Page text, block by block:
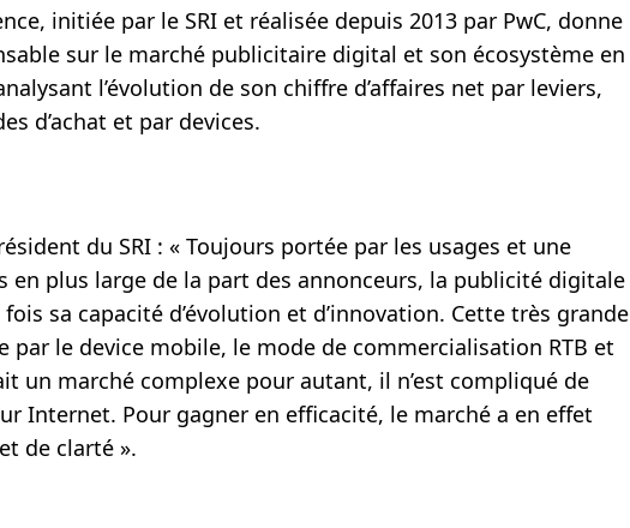
initiée par le SRI et réalisée depuis 2013 par PwC, donne
sur le marché publicitaire digital et son écosystème en
l’évolution de son chiffre d’affaires net par leviers,
d’achat et par devices.
du SRI : « Toujours portée par les usages et une
en plus large de la part des annonceurs, la publicité digitale
sa capacité d’évolution et d’innovation. Cette très grande
par le device mobile, le mode de commercialisation RTB et
un marché complexe pour autant, il n’est compliqué de
Internet. Pour gagner en efficacité, le marché a en effet
de clarté ».